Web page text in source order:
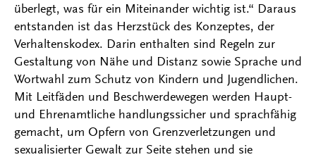
überlegt, was für ein Miteinander wichtig ist.“ Daraus
entstanden ist das Herzstück des Konzeptes, der
Verhaltenskodex. Darin enthalten sind Regeln zur
Gestaltung von Nähe und Distanz sowie Sprache und
Wortwahl zum Schutz von Kindern und Jugendlichen.
Mit Leitfäden und Beschwerdewegen werden Haupt-
und Ehrenamtliche handlungssicher und sprachfähig
gemacht, um Opfern von Grenzverletzungen und
sexualisierter Gewalt zur Seite stehen und sie